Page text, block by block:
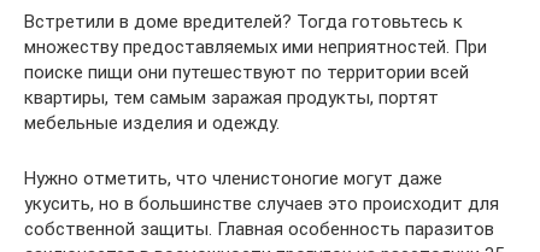
Встретили в доме вредителей? Тогда готовьтесь к
множеству предоставляемых ими неприятностей. При
поиске пищи они путешествуют по территории всей
квартиры, тем самым заражая продукты, портят
мебельные изделия и одежду.
Нужно отметить, что членистоногие могут даже
укусить, но в большинстве случаев это происходит для
собственной защиты. Главная особенность паразитов